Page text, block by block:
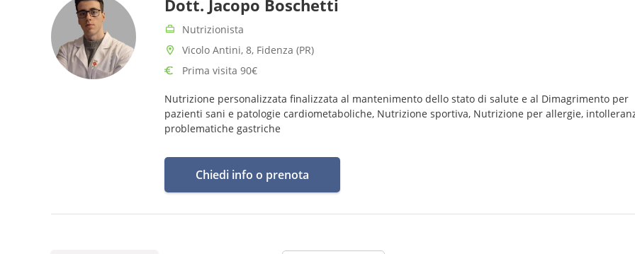
Dott. Jacopo Boschetti
Nutrizionista
Vicolo Antini, 8, Fidenza (PR)
Prima visita 90€
Nutrizione personalizzata finalizzata al mantenimento dello stato di salute e al Dimagrimento per
pazienti sani e patologie cardiometaboliche, Nutrizione sportiva, Nutrizione per allergie,
problematiche gastriche
Chiedi info o prenota